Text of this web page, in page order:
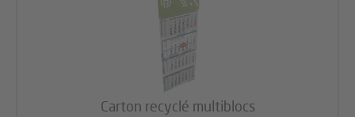
Carton recyclé multiblocs